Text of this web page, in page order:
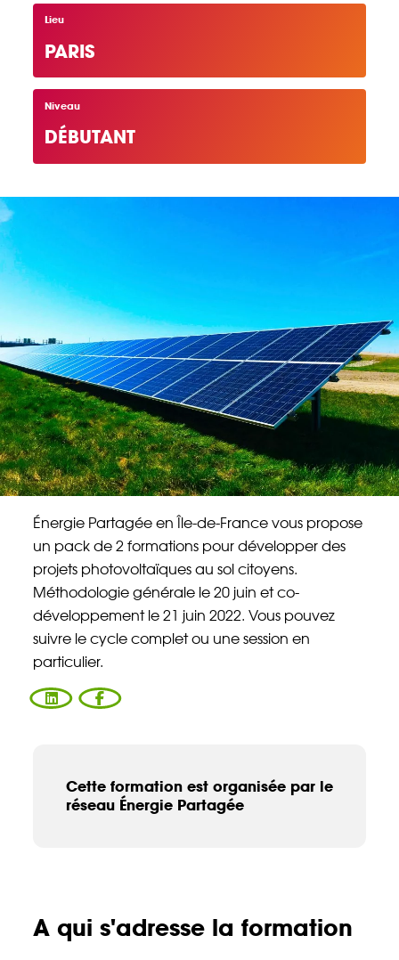
Énergie Partagée accompagne les initiatives
de production d'énergie renouvelable qui
territoire.
ABONNEZ-VOUS À NOS NEWSLETTERS
Votre email Valider
CONTACT
Lieu
PARIS
Niveau
DÉBUTANT
Énergie Partagée en Île-de-France vous propose
un pack de 2 formations pour développer des
projets photovoltaïques au sol citoyens.
Méthodologie générale le 20 juin et co-
développement le 21 juin 2022. Vous pouvez
suivre le cycle complet ou une session en
particulier.
Cette formation est organisée par le
réseau Énergie Partagée
A qui s'adresse la formation